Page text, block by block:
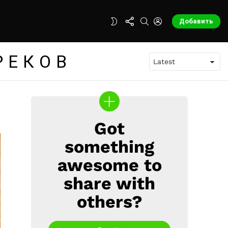
SWITCH
SEARCHLOGIN Добавить
CREATEGot
something
awesome to
share with
others?